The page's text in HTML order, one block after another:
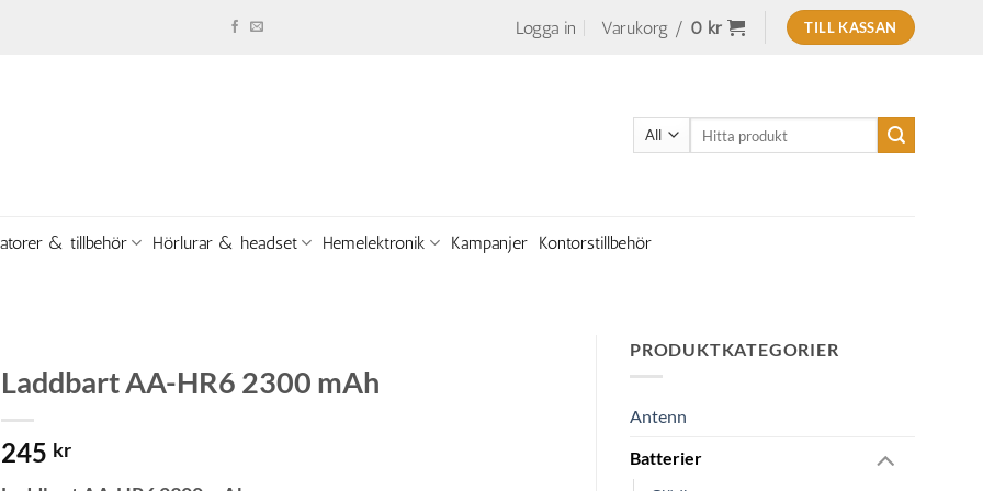
Logga in Varukorg / 0 kr TILL KASSAN
& tillbehör Hörlurar & headset Hemelektronik Kampanjer Kontorstillbehör
PRODUKTKATEGORIER
Antenn
Batterier
Laddbart AA-HR6 2300 mAh
245 kr